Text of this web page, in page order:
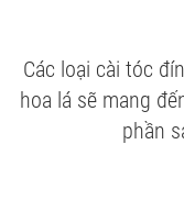
Các loại cài tóc
hoa lá sẽ mang
phần